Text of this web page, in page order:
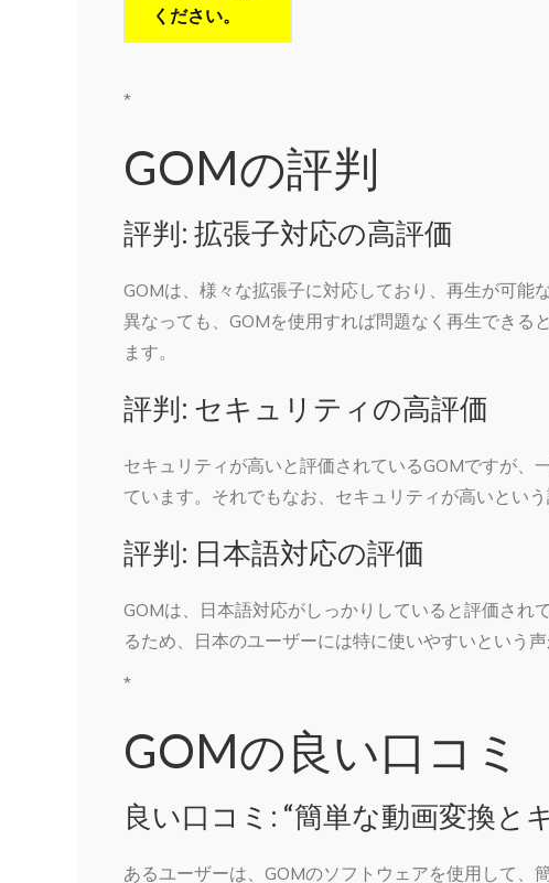
ください。
*
GOMの評判
評判: 拡張子対応の高評価
GOMは、様々な拡張子に対応しており、再生が可能
異なっても、GOMを使用すれば問題なく再生できる
ます。
評判: セキュリティの高評価
セキュリティが高いと評価されているGOMですが、
ています。それでもなお、セキュリティが高いという
評判: 日本語対応の評価
GOMは、日本語対応がしっかりしていると評価され
るため、日本のユーザーには特に使いやすいという声
*
GOMの良い口コミ
良い口コミ: “簡単な動画変換と
あるユーザーは、GOMのソフトウェアを使用して、